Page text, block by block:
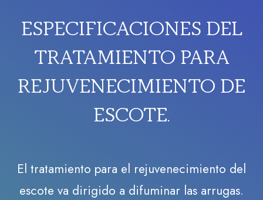
ESPECIFICACIONES DEL
TRATAMIENTO PARA
REJUVENECIMIENTO DE
ESCOTE.
El tratamiento para el rejuvenecimiento del
escote va dirigido a difuminar las arrugas.